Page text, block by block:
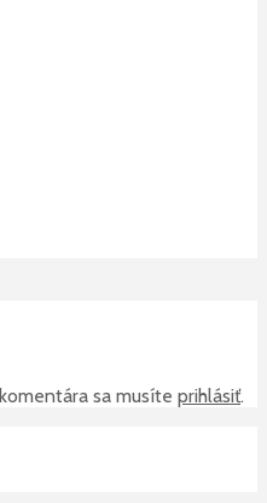
sa musíte prihlásiť.